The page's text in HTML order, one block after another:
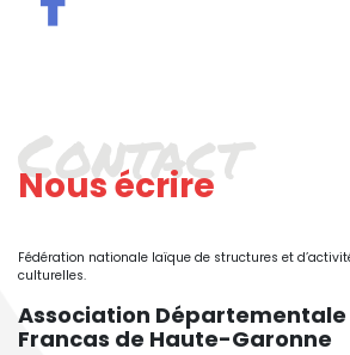
Contact
Nous écrire
Fédération nationale laïque de structures et
culturelles.
Association Départementale
Francas de Haute-Garonne